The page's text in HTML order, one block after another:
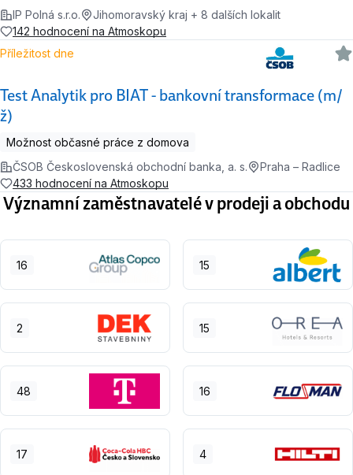
IP Polná s.r.o.
Jihomoravský kraj + 8 dalších lokalit
142 hodnocení na Atmoskopu
Test Analytik pro BIAT - bankovní transformace (m/
ž)
Příležitost dne
Možnost občasné práce z domova
ČSOB Československá obchodní banka, a. s.
Praha – Radlice
433 hodnocení na Atmoskopu
Významní zaměstnavatelé v prodeji a obchodu
16 15
2 15
48 16
17 4